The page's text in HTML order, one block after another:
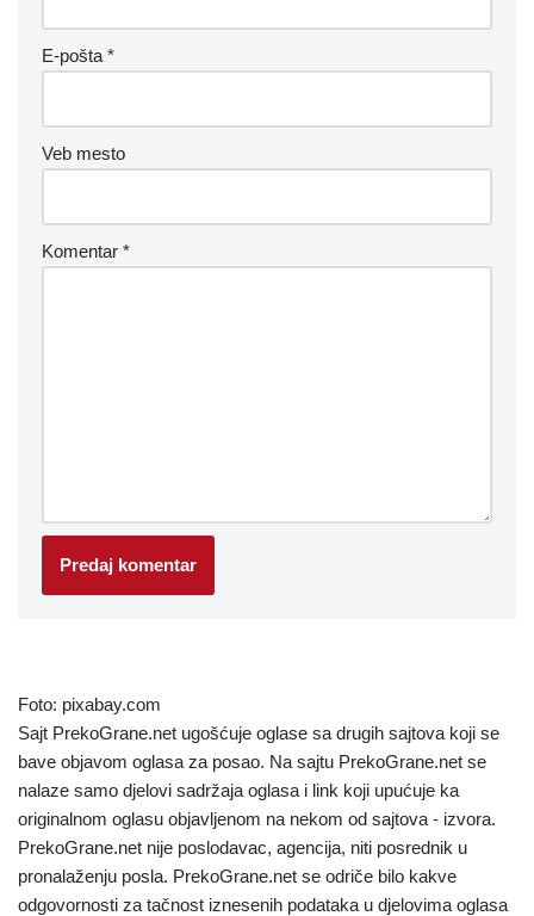
E-pošta *
Veb mesto
Komentar *
Foto: pixabay.com
Sajt PrekoGrane.net ugošćuje oglase sa drugih sajtova koji se
bave objavom oglasa za posao. Na sajtu PrekoGrane.net se
nalaze samo djelovi sadržaja oglasa i link koji upućuje ka
originalnom oglasu objavljenom na nekom od sajtova - izvora.
PrekoGrane.net nije poslodavac, agencija, niti posrednik u
pronalaženju posla. PrekoGrane.net se odriče bilo kakve
odgovornosti za tačnost iznesenih podataka u djelovima oglasa